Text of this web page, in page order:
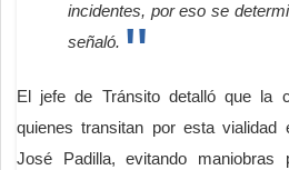
incidentes, por eso se
señaló.
El jefe de Tránsito detalló que la
quienes transitan por esta
José Padilla, evitando maniobras